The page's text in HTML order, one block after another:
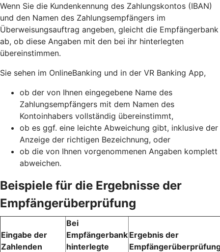
Wenn Sie die Kundenkennung des Zahlungskontos (IBAN)
und den Namen des Zahlungsempfängers im
Überweisungsauftrag angeben, gleicht die Empfängerbank
ab, ob diese Angaben mit den bei ihr hinterlegten
übereinstimmen.
Sie sehen im OnlineBanking und in der VR Banking App,
ob der von Ihnen eingegebene Name des
Zahlungsempfängers mit dem Namen des
Kontoinhabers vollständig übereinstimmt,
ob es ggf. eine leichte Abweichung gibt, inklusive der
Anzeige der richtigen Bezeichnung, oder
ob die von Ihnen vorgenommenen Angaben komplett
abweichen.
Beispiele für die Ergebnisse der
Empfängerüberprüfung
Eingabe der
Zahlenden
Bei
Empfängerbank
hinterlegte
Ergebnis der